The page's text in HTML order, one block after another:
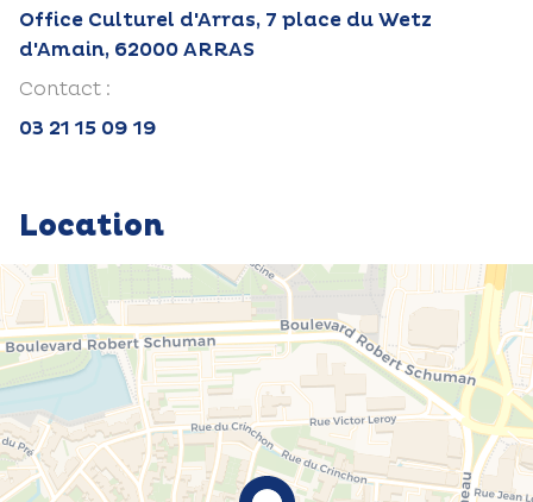
Office Culturel d'Arras, 7 place du Wetz
d'Amain, 62000 ARRAS
Contact :
03 21 15 09 19
Location